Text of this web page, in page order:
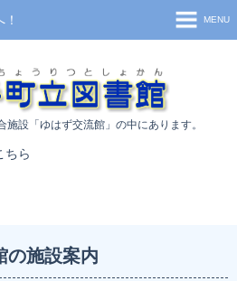
施設「ゆはず交流館」の中にあります。
ちら
MENU
の施設案内